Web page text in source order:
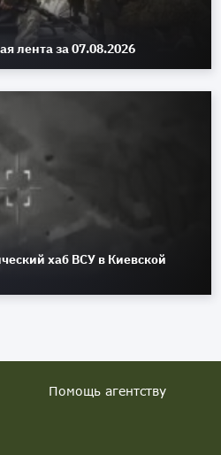
лента за 07.08.2026
хаб ВСУ в Киевской
Помощь агентству